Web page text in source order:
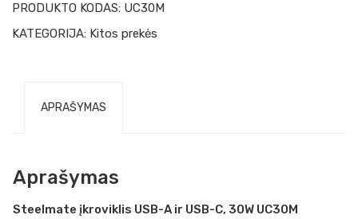
PRODUKTO KODAS: UC30M
KATEGORIJA: Kitos prekės
APRAŠYMAS
Aprašymas
Steelmate įkroviklis USB-A ir USB-C, 30W UC30M